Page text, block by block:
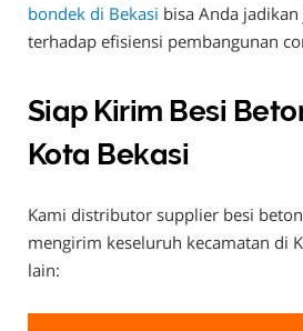
bondek di Bekasi bisa Anda
terhadap efisiensi pembangunan
Siap Kirim Besi
Kota Bekasi
Kami distributor supplier besi
mengirim keseluruh kecamatan di
lain: